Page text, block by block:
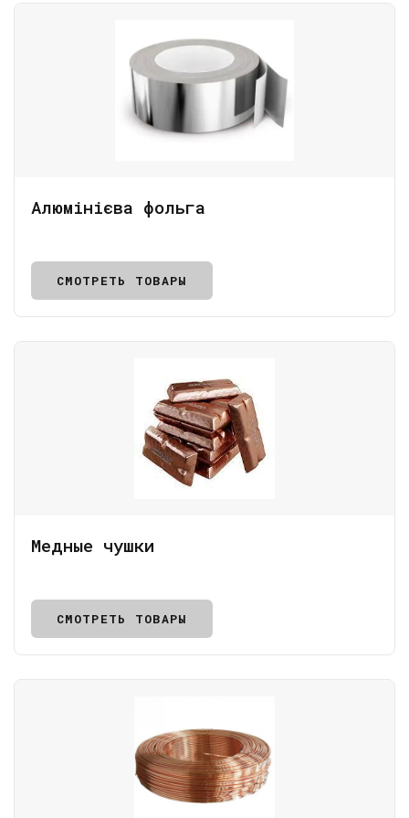
Алюмінієва фольга
СМОТРЕТЬ ТОВАРЫ
Медные чушки
СМОТРЕТЬ ТОВАРЫ